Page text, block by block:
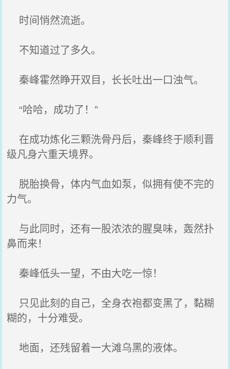
时间悄然流逝。
不知道过了多久。
秦峰霍然睁开双目，长长吐出一口浊气。
“哈哈，成功了！”
在成功炼化三颗洗骨丹后，秦峰终于顺利晋
级凡身六重天境界。
脱胎换骨，体内气血如泵，似拥有使不完的
力气。
与此同时，还有一股浓浓的腥臭味，轰然扑
鼻而来！
秦峰低头一望，不由大吃一惊！
只见此刻的自己，全身衣袍都变黑了，黏糊
糊的，十分难受。
地面，还残留着一大滩乌黑的液体。